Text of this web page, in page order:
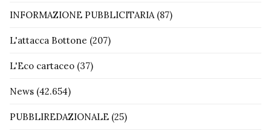
INFORMAZIONE PUBBLICITARIA(87)
L'attacca Bottone (207)
L'Eco cartaceo (37)
News (42.654)
PUBBLIREDAZIONALE (25)